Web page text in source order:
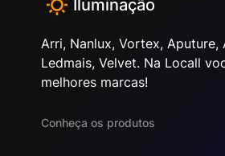
Iluminação
Arri, Nanlux, Vortex, Aputure,
Ledmais, Velvet. Na Locall
melhores marcas!
Conheça os produtos